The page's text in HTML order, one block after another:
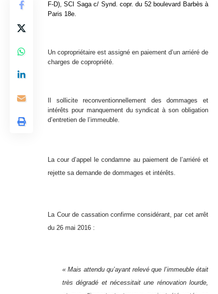
F-D), SCI Saga c/ Synd. copr. du 52 boulevard Barbès à
Paris 18e.
Un copropriétaire est assigné en paiement d’un arriéré de
charges de copropriété.
Il sollicite reconventionnellement des dommages et
intérêts pour manquement du syndicat à son obligation
d’entretien de l’immeuble.
La cour d’appel le condamne au paiement de l’arriéré et
rejette sa demande de dommages et intérêts.
La Cour de cassation confirme considérant, par cet arrêt
du 26 mai 2016 :
« Mais attendu qu’ayant relevé que l’immeuble était
très dégradé et nécessitait une rénovation lourde,